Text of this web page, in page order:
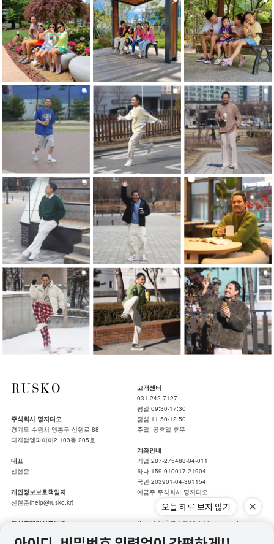
주식회사 명지디오
경기도 수원시 영통구 신원로 88
디지털엠파이어2 103동 205호
대표
신현준
개인정보보호책임자
신현준(help@rusko.kr)
통신판매업신고번호
고객센터
031-242-7127
평일 09:30-17:30
점심 11:50-12:50
주말, 공휴일 휴무
계좌안내
기업 287-275488-04-011
하나 159-910017-21904
국민 203901-04-361154
예금주 주식회사 명지디오
Copyrightⓒ루스코All rights reserved.
오늘 하루 보지 않기